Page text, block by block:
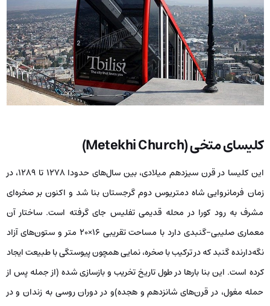
کلیسای متخی (Metekhi Church)
این کلیسا در قرن سیزدهم میلادی، بین سال‌های حدودا ۱۲۷۸ تا ۱۲۸۹، در
زمان فرمانروایی شاه دمتریوس دوم گرجستان بنا شد و اکنون بر صخره‌ای
مشرف به رود کورا در محله قدیمی تفلیس جای گرفته است. ساختار آن
معماری صلیبی-گنبدی دارد با مساحت تقریبی ۱۶×۲۰ متر و ستون‌های آزاد
نگه‌دارنده گنبد که در ترکیب با صخره، نمایی همچون پیوستگی با طبیعت ایجاد
کرده است. این بنا بارها در طول تاریخ تخریب و بازسازی شده (از جمله پس از
حمله مغول، در قرن‌های شانزدهم و هجده)و در دوران روسی به زندان و در